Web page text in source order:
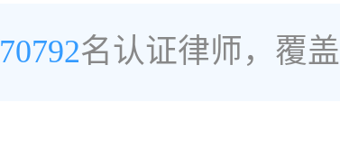
70792名认证律师，覆盖